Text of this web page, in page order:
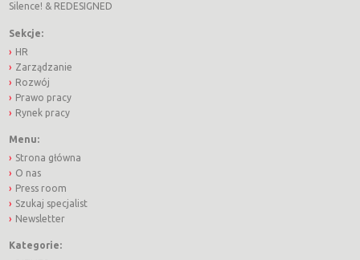
Silence! & REDESIGNED
Sekcje:
HR
Zarządzanie
Rozwój
Prawo pracy
Rynek pracy
Menu:
Strona główna
O nas
Press room
Szukaj specjalist
Newsletter
Kategorie: